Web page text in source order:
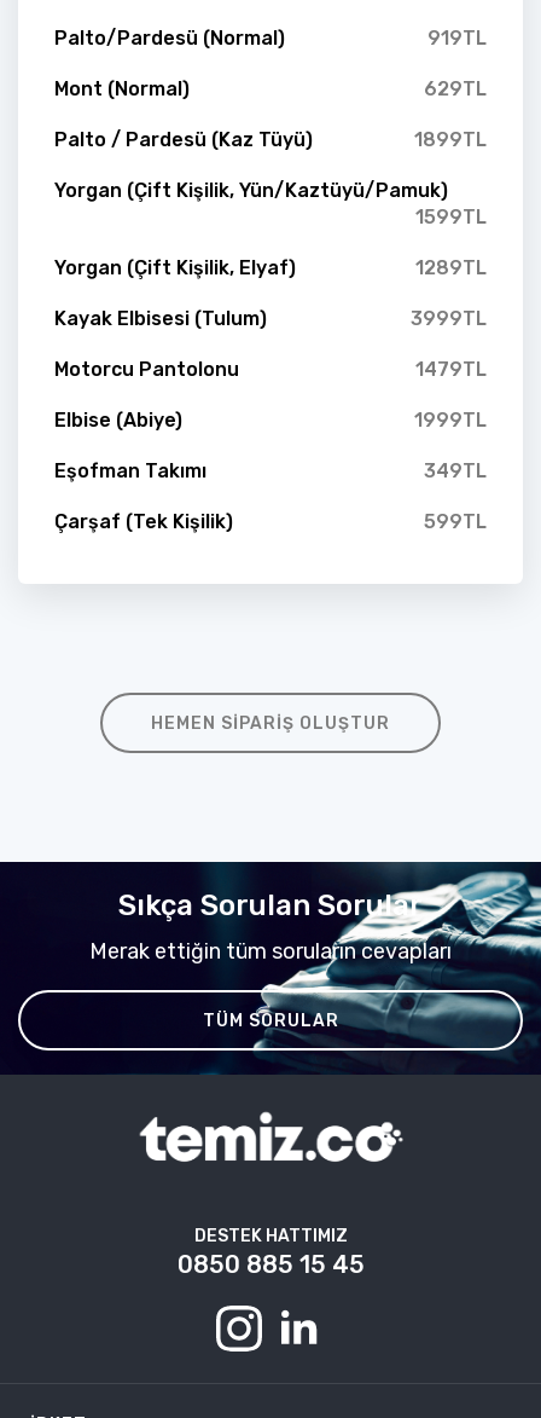
Palto/Pardesü (Normal) 919TL
Mont (Normal) 629TL
Palto / Pardesü (Kaz Tüyü) 1899TL
Yorgan (Çift Kişilik, Yün/Kaztüyü/Pamuk)
1599TL
Yorgan (Çift Kişilik, Elyaf) 1289TL
Kayak Elbisesi (Tulum) 3999TL
Motorcu Pantolonu 1479TL
Elbise (Abiye) 1999TL
Eşofman Takımı 349TL
Çarşaf (Tek Kişilik) 599TL
HEMEN SIPARIŞ OLUŞTUR
Sıkça Sorulan Sorular
Merak ettiğin tüm soruların cevapları
TÜM SORULAR
DESTEK HATTIMIZ
0850 885 15 45